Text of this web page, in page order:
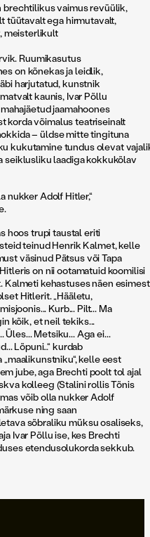
brechtilikus vaimus revüülik,
tüütavalt ega hirmutavalt,
meisterlikult
Ruumikasutus
on kõnekas ja leidlik,
harjutatud, kunstnik
kaunis, Ivar Põllu
jaamahoones
korda võimalus teatriseinalt
– üldse mitte tingituna
kukutamine tundus olevat
seiklusliku laadiga kokkukõlav
nukker Adolf Hitler,“
hoos trupi taustal eriti
teinud Henrik Kalmet, kelle
väsinud Pätsus või Tapa
on nii ootamatuid koomilisi
kehastuses näen esimest
Hitlerit. „Hääletu,
Kurb... Pilt... Ma
kõik, et neil tekiks...
Üles... Metsiku... Aga ei...
Lõpuni…“ kurdab
kelle eest
jube, aga Brechti poolt tol ajal
kolleeg (Stalini rollis Tõnis
võib olla nukker Adolf
ning saan
sõbraliku müksu osaliseks,
Ivar Põllu ise, kes Brechti
etendusolukorda sekkub.